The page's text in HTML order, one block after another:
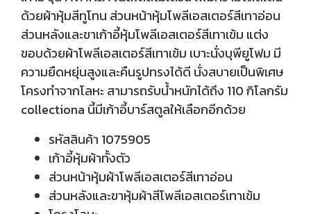
ด้วยผ้าหุ้มสีทูโทน ส่วนหน้าหุ้มโพลีเอสเตอร์สีเทาอ่อน
ส่วนหลังและขาเก้าอี้หุ้มโพลีเอสเตอร์สีเทาเข้ม แต่ง
ขอบด้วยผ้าโพลีเอสเตอร์สีเทาเข้ม เบาะนั่งบุพียูโฟม มี
ความยืดหยุ่นสูงและคืนรูปทรงได้ดี นั่งสบายเป็นพิเศษ
โครงทำจากโลหะ สามารถรับน้ำหนักได้ถึง 110 กิโลกรัม
collectiona นี้มีเก้าอี้บาร์สตูลให้เลือกอีกด้วย
รหัสสินค้า 1075905
เก้าอี้หุ้มผ้าทั้งตัว
ส่วนหน้าหุ้มผ้าโพลีเอสเตอร์สีเทาอ่อน
ส่วนหลังและขาหุ้มผ้าสีโพลีเอสเตอร์เทาเข้ม